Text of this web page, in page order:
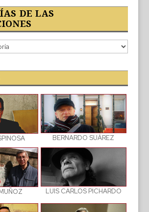
DE LAS
BERNARDO SUÁREZ
LUIS CARLOS PICHARDO